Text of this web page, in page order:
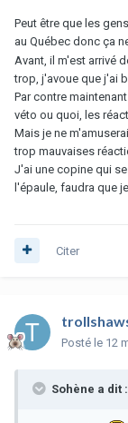
Peut être que les
au Québec donc ça
Avant, il m'est arrivé
trop, j'avoue que j'ai
Par contre
véto ou quoi, les
Mais je ne
trop mauvaises
J'ai une copine qui
l'épaule, faudra que
Citer
Posté le 12
Sohène a dit :